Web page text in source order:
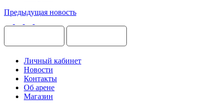
Предыдущая новость
Личный кабинет
Новости
Контакты
Об арене
Магазин